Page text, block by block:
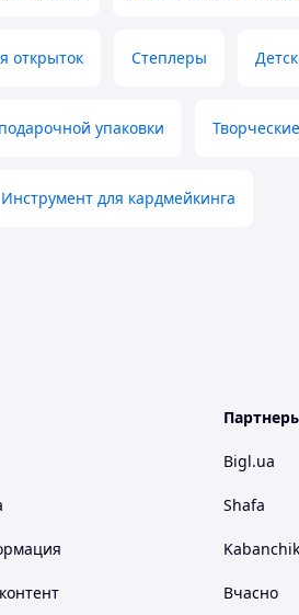
открыток Степлеры
упаковки
Инструмент для кардмейкинга
Bigl.ua
Shafa
Вчасно